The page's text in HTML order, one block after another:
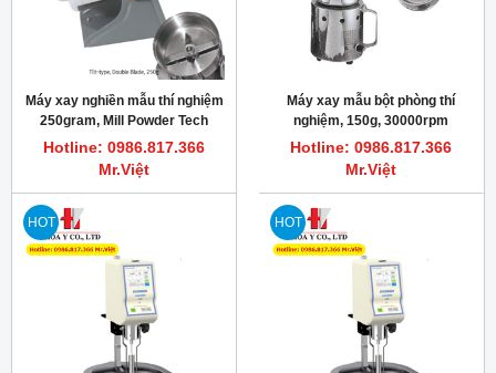
Máy xay nghiền mẫu thí nghiệm
250gram, Mill Powder Tech
Hotline: 0986.817.366
Mr.Việt
Máy xay mẫu bột phòng thí
nghiệm, 150g, 30000rpm
Hotline: 0986.817.366
Mr.Việt
HOT HOT